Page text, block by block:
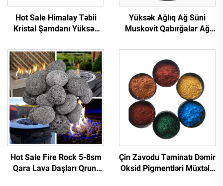
Hot Sale Himalay Təbii
Kristal Şamdanı Yüksək
Qaya Duzu Təbii Himalay
Duzları Şamdanı Lampa
Yüksək Ağlıq Ağ Süni
Muskovit Qabırğalar Ağ
Qabırğalar İzolyasiya
Bəzək Plastik İnşaat üçün
Hot Sale Fire Rock 5-8sm
Qara Lava Daşları Qrunt
Çin Zavodu Təminatı Dəmir
Oksid Pigmentləri Müxtəlif